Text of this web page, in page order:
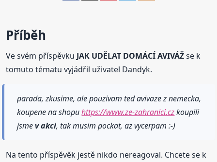
Příběh
Ve svém příspěvku JAK UDĚLAT DOMÁCÍ AVIVÁŽse k
tomuto tématu vyjádřil uživatel Dandyk.
parada, zkusime, ale pouzivam ted avivaze z nemecka,
koupene na shopuhttps://www.ze-zahranici.czkoupili
jsmev akci, tak musim pockat, az vycerpam :-)
Na tento příspěvěk jestě nikdo nereagoval. Chcete se k